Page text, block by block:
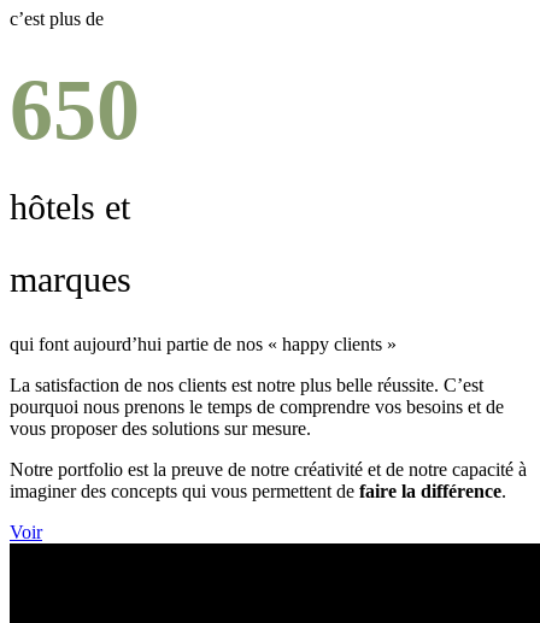
c’est plus de
650
hôtels et
marques
qui font aujourd’hui partie de nos « happy clients »
La satisfaction de nos clients est notre plus belle réussite. C’est
pourquoi nous prenons le temps de comprendre vos besoins et de
vous proposer des solutions sur mesure.
Notre portfolio est la preuve de notre créativité et de notre capacité à
imaginer des concepts qui vous permettent de faire la différence.
Voir